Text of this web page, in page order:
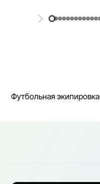
Футбольная экипировка